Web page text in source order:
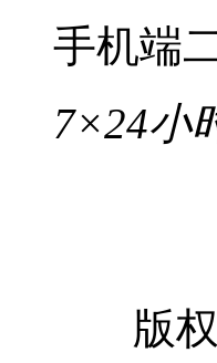
手机端
7×24小
版